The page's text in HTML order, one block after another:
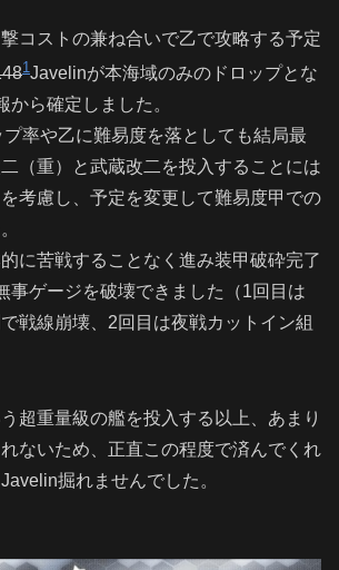
コストの兼ね合いで乙で攻略する予定
1Javelinが本海域のみのドロップとな
から確定しました。
率や乙に難易度を落としても結局最
（重）と武蔵改二を投入することには
考慮し、予定を変更して難易度甲での
に苦戦することなく進み装甲破砕完了
事ゲージを破壊できました（1回目は
戦線崩壊、2回目は夜戦カットイン組
超重量級の艦を投入する以上、あまり
ないため、正直この程度で済んでくれ
掘れませんでした。